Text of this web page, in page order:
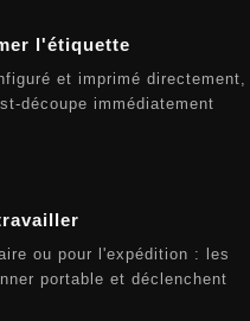
l'étiquette
et imprimé directement,
découpe immédiatement
ou pour l'expédition : les
portable et déclenchent